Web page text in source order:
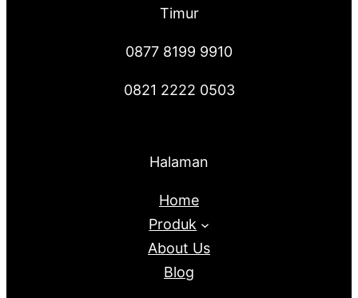
Timur
0877 8199 9910
0821 2222 0503
Halaman
Home
Produk
About Us
Blog